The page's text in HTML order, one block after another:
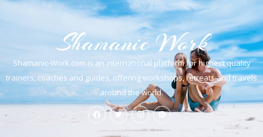
Shamanic Work
Shamanic-Work.com is an international platform for highest quality
trainers, coaches and guides, offering workshops, retreats and travels
around the world.